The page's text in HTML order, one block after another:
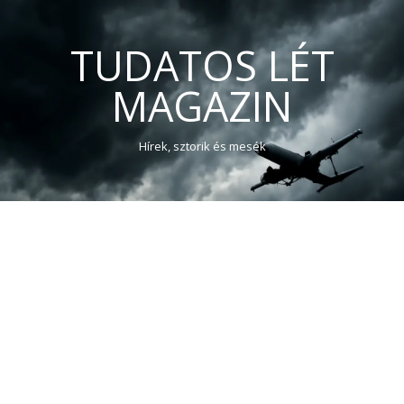
TUDATOS LÉT
MAGAZIN
Hírek, sztorik és mesék